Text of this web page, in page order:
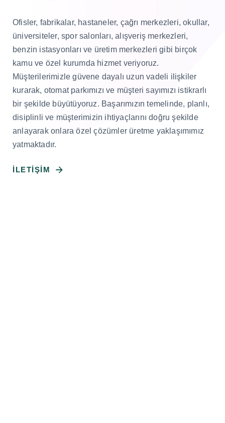
Ofisler, fabrikalar, hastaneler, çağrı merkezleri, okullar,
üniversiteler, spor salonları, alışveriş merkezleri,
benzin istasyonları ve üretim merkezleri gibi birçok
kamu ve özel kurumda hizmet veriyoruz.
Müşterilerimizle güvene dayalı uzun vadeli ilişkiler
kurarak, otomat parkımızı ve müşteri sayımızı istikrarlı
bir şekilde büyütüyoruz. Başarımızın temelinde, planlı,
disiplinli ve müşterimizin ihtiyaçlarını doğru şekilde
anlayarak onlara özel çözümler üretme yaklaşımımız
yatmaktadır.
İLETIŞIM